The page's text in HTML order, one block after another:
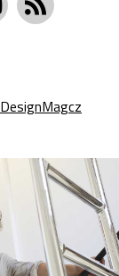
DesignMagcz